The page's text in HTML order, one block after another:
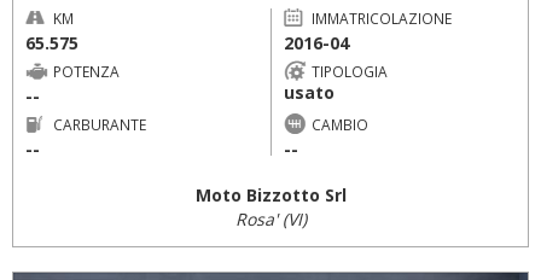
KM
65.575
IMMATRICOLAZIONE
2016-04
POTENZA
--
TIPOLOGIA
usato
CARBURANTE
--
CAMBIO
--
Moto Bizzotto Srl
Rosa' (VI)